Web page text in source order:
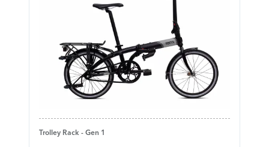
Trolley Rack - Gen 1